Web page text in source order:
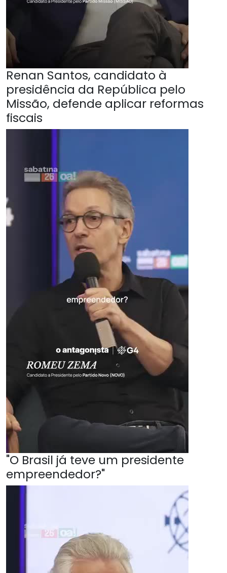
Renan Santos, candidato à
presidência da República pelo
Missão, defende aplicar reformas
fiscais
"O Brasil já teve um presidente
empreendedor?"